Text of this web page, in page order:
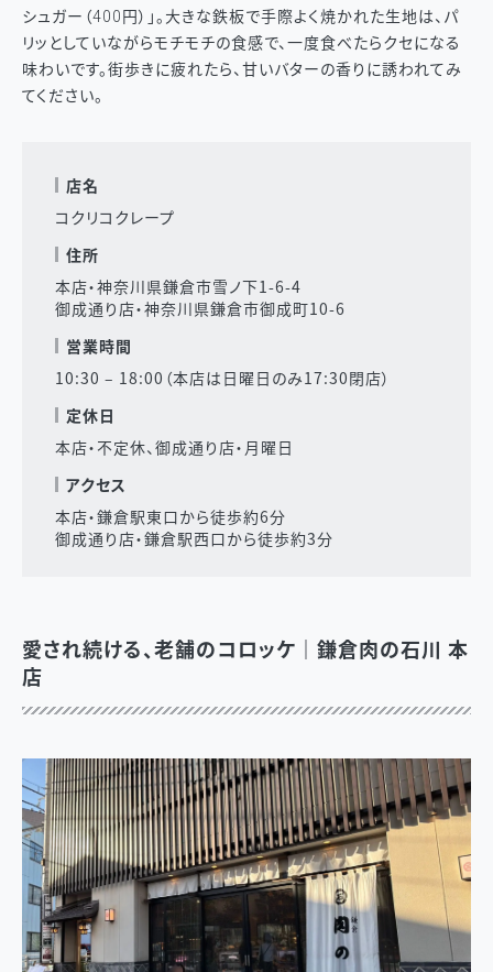
シュガー（400円）」。大きな鉄板で手際よく焼かれた生地は、パ
リッとしていながらモチモチの食感で、一度食べたらクセになる
味わいです。街歩きに疲れたら、甘いバターの香りに誘われてみ
てください。
店名
コクリコクレープ
住所
本店・神奈川県鎌倉市雪ノ下1-6-4
御成通り店・神奈川県鎌倉市御成町10-6
営業時間
10:30 – 18:00（本店は日曜日のみ17:30閉店）
定休日
本店・不定休、御成通り店・月曜日
アクセス
本店・鎌倉駅東口から徒歩約6分
御成通り店・鎌倉駅西口から徒歩約3分
愛され続ける、老舗のコロッケ｜鎌倉肉の石川 本
店